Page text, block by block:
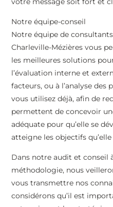
Notre équipe-conseil
Notre équipe de
Charleville-Mézières vous
les meilleures solutions
l’évaluation interne et
facteurs, ou à l’analyse
vous utilisez déjà, afin de
permettent de concevoir
adéquate pour qu’elle se
atteigne les objectifs
Dans notre audit et conseil
méthodologie, nous
vous transmettre nos
considérons qu’il est